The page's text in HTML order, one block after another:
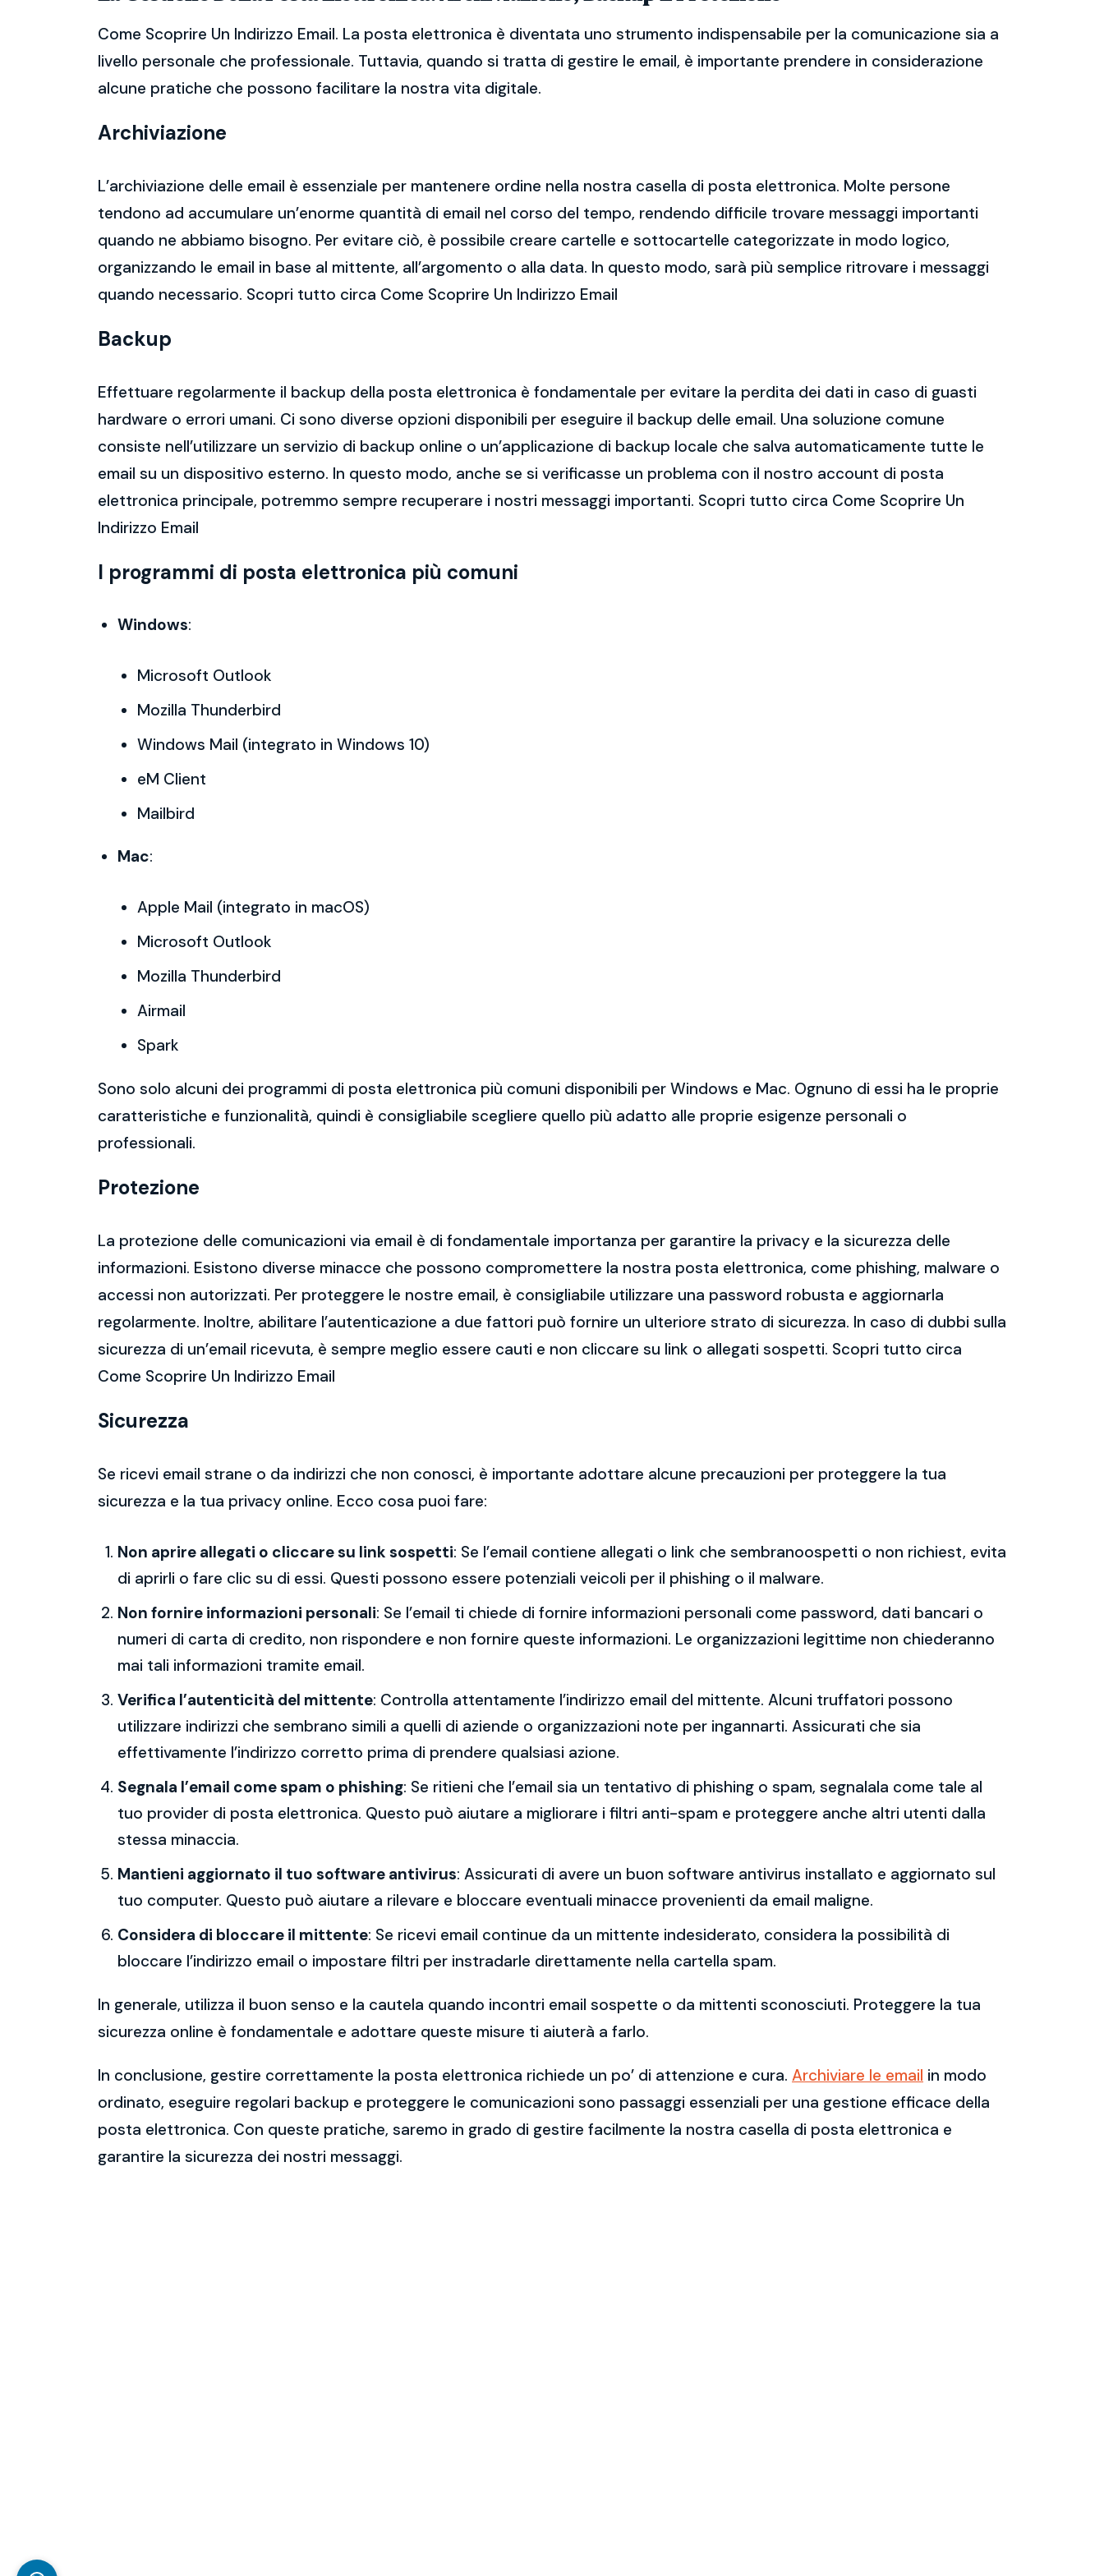
Come Scoprire Un Indirizzo Email. La posta elettronica è diventata uno strumento indispensabile per la comunicazione sia a
livello personale che professionale. Tuttavia, quando si tratta di gestire le email, è importante prendere in considerazione
alcune pratiche che possono facilitare la nostra vita digitale.
Archiviazione
L’archiviazione delle email è essenziale per mantenere ordine nella nostra casella di posta elettronica. Molte persone
tendono ad accumulare un’enorme quantità di email nel corso del tempo, rendendo difficile trovare messaggi importanti
quando ne abbiamo bisogno. Per evitare ciò, è possibile creare cartelle e sottocartelle categorizzate in modo logico,
organizzando le email in base al mittente, all’argomento o alla data. In questo modo, sarà più semplice ritrovare i messaggi
quando necessario. Scopri tutto circa Come Scoprire Un Indirizzo Email
Backup
Effettuare regolarmente il backup della posta elettronica è fondamentale per evitare la perdita dei dati in caso di guasti
hardware o errori umani. Ci sono diverse opzioni disponibili per eseguire il backup delle email. Una soluzione comune
consiste nell’utilizzare un servizio di backup online o un’applicazione di backup locale che salva automaticamente tutte le
email su un dispositivo esterno. In questo modo, anche se si verificasse un problema con il nostro account di posta
elettronica principale, potremmo sempre recuperare i nostri messaggi importanti. Scopri tutto circa Come Scoprire Un
Indirizzo Email
I programmi di posta elettronica più comuni
Windows:
Microsoft Outlook
Mozilla Thunderbird
Windows Mail (integrato in Windows 10)
eM Client
Mailbird
Mac:
Apple Mail (integrato in macOS)
Microsoft Outlook
Mozilla Thunderbird
Airmail
Spark
Sono solo alcuni dei programmi di posta elettronica più comuni disponibili per Windows e Mac. Ognuno di essi ha le proprie
caratteristiche e funzionalità, quindi è consigliabile scegliere quello più adatto alle proprie esigenze personali o
professionali.
Protezione
La protezione delle comunicazioni via email è di fondamentale importanza per garantire la privacy e la sicurezza delle
informazioni. Esistono diverse minacce che possono compromettere la nostra posta elettronica, come phishing, malware o
accessi non autorizzati. Per proteggere le nostre email, è consigliabile utilizzare una password robusta e aggiornarla
regolarmente. Inoltre, abilitare l’autenticazione a due fattori può fornire un ulteriore strato di sicurezza. In caso di dubbi sulla
sicurezza di un’email ricevuta, è sempre meglio essere cauti e non cliccare su link o allegati sospetti. Scopri tutto circa
Come Scoprire Un Indirizzo Email
Sicurezza
Se ricevi email strane o da indirizzi che non conosci, è importante adottare alcune precauzioni per proteggere la tua
sicurezza e la tua privacy online. Ecco cosa puoi fare:
Non aprire allegati o cliccare su link sospetti: Se l’email contiene allegati o link che sembranoospetti o non richiest, evita
di aprirli o fare clic su di essi. Questi possono essere potenziali veicoli per il phishing o il malware.
Non fornire informazioni personali: Se l’email ti chiede di fornire informazioni personali come password, dati bancari o
numeri di carta di credito, non rispondere e non fornire queste informazioni. Le organizzazioni legittime non chiederanno
mai tali informazioni tramite email.
Verifica l’autenticità del mittente: Controlla attentamente l’indirizzo email del mittente. Alcuni truffatori possono
utilizzare indirizzi che sembrano simili a quelli di aziende o organizzazioni note per ingannarti. Assicurati che sia
effettivamente l’indirizzo corretto prima di prendere qualsiasi azione.
Segnala l’email come spam o phishing: Se ritieni che l’email sia un tentativo di phishing o spam, segnalala come tale al
tuo provider di posta elettronica. Questo può aiutare a migliorare i filtri anti-spam e proteggere anche altri utenti dalla
stessa minaccia.
Mantieni aggiornato il tuo software antivirus: Assicurati di avere un buon software antivirus installato e aggiornato sul
tuo computer. Questo può aiutare a rilevare e bloccare eventuali minacce provenienti da email maligne.
Considera di bloccare il mittente: Se ricevi email continue da un mittente indesiderato, considera la possibilità di
bloccare l’indirizzo email o impostare filtri per instradarle direttamente nella cartella spam.
In generale, utilizza il buon senso e la cautela quando incontri email sospette o da mittenti sconosciuti. Proteggere la tua
sicurezza online è fondamentale e adottare queste misure ti aiuterà a farlo.
In conclusione, gestire correttamente la posta elettronica richiede un po’ di attenzione e cura. Archiviare le email in modo
ordinato, eseguire regolari backup e proteggere le comunicazioni sono passaggi essenziali per una gestione efficace della
posta elettronica. Con queste pratiche, saremo in grado di gestire facilmente la nostra casella di posta elettronica e
garantire la sicurezza dei nostri messaggi.